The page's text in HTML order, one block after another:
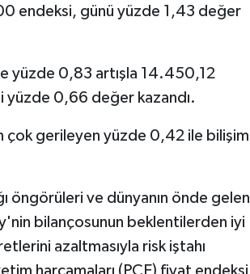
endeksi, günü yüzde 1,43 değer
yüzde 0,83 artışla 14.450,12
yüzde 0,66 değer kazandı.
çok gerileyen yüzde 0,42 ile bilişim
öngörüleri ve dünyanın önde gelen
bilançosunun beklentilerden iyi
azaltmasıyla risk iştahı
harcamaları (PCE) fiyat endeksi